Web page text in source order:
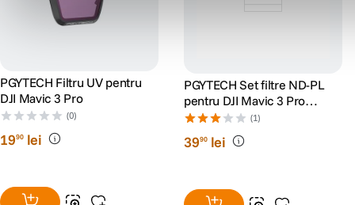
PGYTECH Filtru UV pentru
DJI Mavic 3 Pro
(0)
1990 lei
PGYTECH Set filtre ND-PL
pentru DJI Mavic 3 Pro
(NDPL 8 16 32 64)
(1)
3990 lei